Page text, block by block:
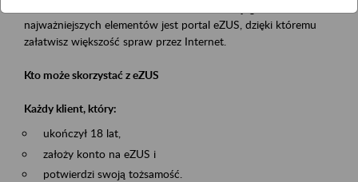
najważniejszych elementów jest portal eZUS, dzięki któremu
załatwisz większość spraw przez Internet.
Kto może skorzystać z eZUS
Każdy klient, który:
ukończył 18 lat,
założy konto na eZUS i
potwierdzi swoją tożsamość.